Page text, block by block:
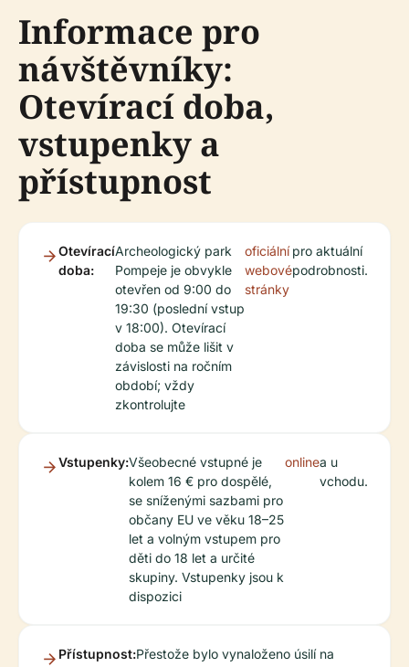
Informace pro
návštěvníky:
Otevírací doba,
vstupenky a
přístupnost
Otevírací
doba:
Archeologický park
Pompeje je obvykle
otevřen od 9:00 do
19:30 (poslední vstup
v 18:00). Otevírací
doba se může lišit v
závislosti na ročním
období; vždy
zkontrolujte
oficiální
webové
stránky
pro aktuální
podrobnosti.
Vstupenky:Všeobecné vstupné je
kolem 16 € pro dospělé,
se sníženými sazbami pro
občany EU ve věku 18–25
let a volným vstupem pro
děti do 18 let a určité
skupiny. Vstupenky jsou k
dispozici
onlinea u
vchodu.
Přístupnost:Přestože bylo vynaloženo úsilí na